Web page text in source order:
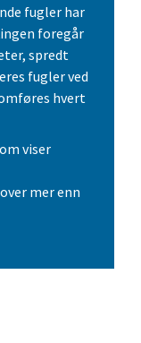
fugler har
foregår
spredt
fugler ved
hvert
viser
mer enn